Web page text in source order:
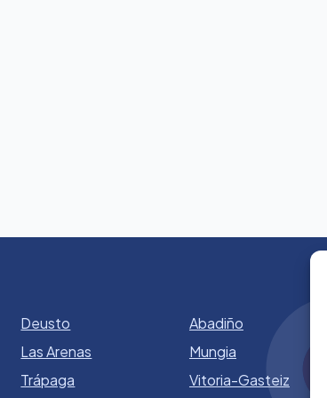
Deusto
Abadiño
Las Arenas
Mungia
Trápaga
Vitoria-Gasteiz